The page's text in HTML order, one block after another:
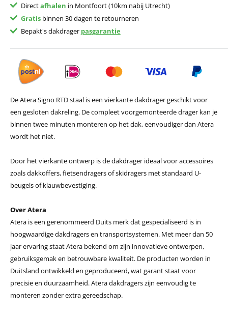
Directafhalen in Montfoort (10km nabij Utrecht)
Gratisbinnen 30 dagen te retourneren
Bepakt's dakdrager pasgarantie
De Atera Signo RTD staal is een vierkante dakdrager geschikt voor
een gesloten dakreling. De compleet voorgemonteerde drager kan je
binnen twee minuten monteren op het dak, eenvoudiger dan Atera
wordt het niet.
Door het vierkante ontwerp is de dakdrager ideaal voor accessoires
zoals dakkoffers, fietsendragers of skidragers met standaard U-
beugels of klauwbevestiging.
Over Atera
Atera is een gerenommeerd Duits merk dat gespecialiseerd is in
hoogwaardige dakdragers en transportsystemen. Met meer dan 50
jaar ervaring staat Atera bekend om zijn innovatieve ontwerpen,
gebruiksgemak en betrouwbare kwaliteit. De producten worden in
Duitsland ontwikkeld en geproduceerd, wat garant staat voor
precisie en duurzaamheid. Atera dakdragers zijn eenvoudig te
monteren zonder extra gereedschap.